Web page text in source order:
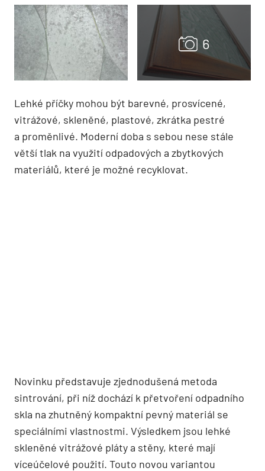
Lehké příčky mohou být barevné, prosvícené,
vitrážové, skleněné, plastové, zkrátka pestré
a proměnlivé. Moderní doba s sebou nese stále
větší tlak na využití odpadových a zbytkových
materiálů, které je možné recyklovat.
Novinku představuje zjednodušená metoda
sintrování, při níž dochází k přetvoření odpadního
skla na zhutněný kompaktní pevný materiál se
speciálními vlastnostmi. Výsledkem jsou lehké
skleněné vitrážové pláty a stěny, které mají
víceúčelové použití. Touto novou variantou